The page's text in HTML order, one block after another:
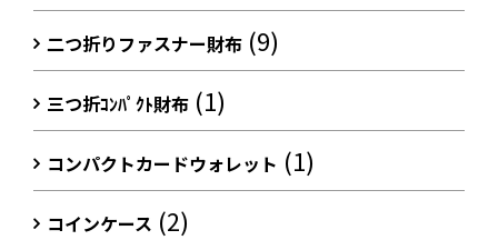
二つ折りファスナー財布 (9)
三つ折ｺﾝﾊﾟｸﾄ財布 (1)
コンパクトカードウォレット (1)
コインケース (2)